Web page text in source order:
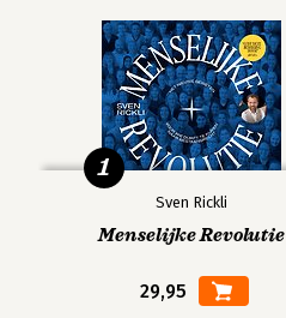
Sven Rickli
Menselijke Revolutie
29,95
1